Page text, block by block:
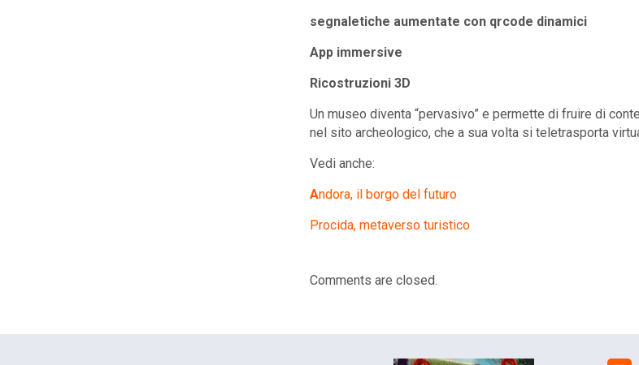
segnaletiche aumentate con qrcode dinamici
App immersive
Ricostruzioni 3D
Un museo diventa “pervasivo” e permette di fruire di
nel sito archeologico, che a sua volta si teletrasporta
Vedi anche:
Andora, il borgo del futuro
Procida, metaverso turistico
Comments are closed.